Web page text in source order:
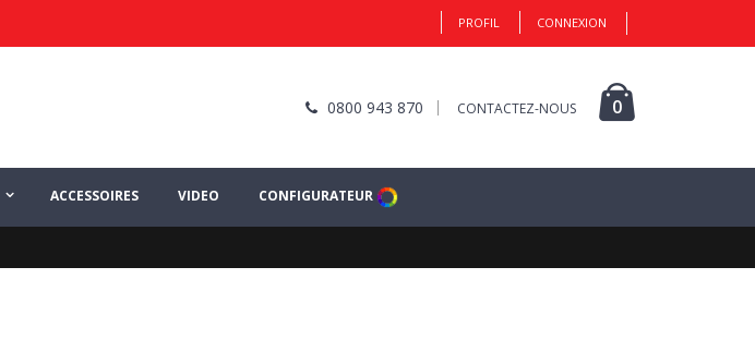
PROFIL CONNEXION
0800 943 870 CONTACTEZ-NOUS 0
ACCESSOIRES VIDEO CONFIGURATEUR